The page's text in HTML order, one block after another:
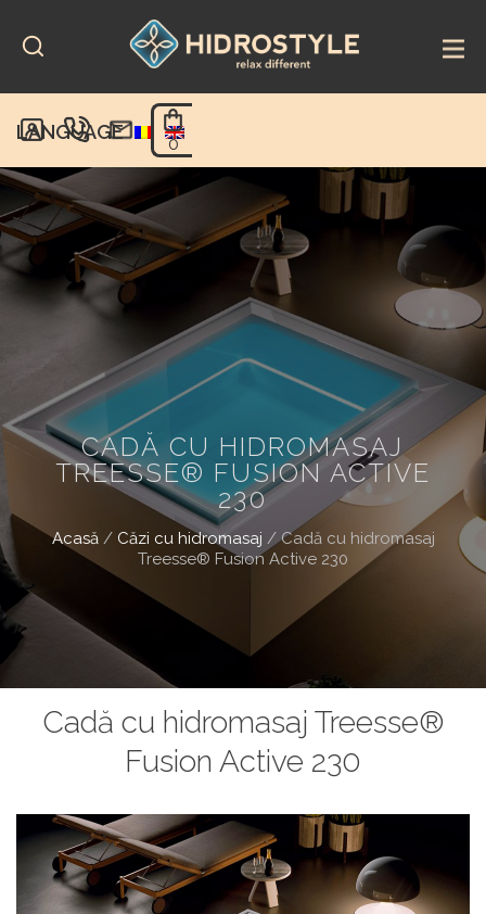
content
LANGUAGE
0
CADĂ CU HIDROMASAJ
TREESSE® FUSION ACTIVE
230
Acasă/ Căzi cu hidromasaj /Cadă cu hidromasaj
Treesse® Fusion Active 230
Cadă cu hidromasaj Treesse®
Fusion Active 230